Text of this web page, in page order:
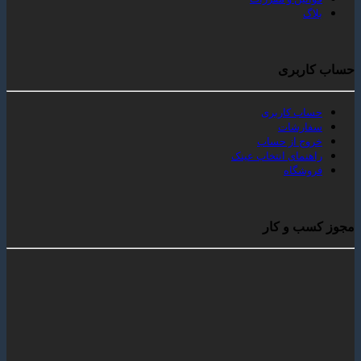
کاربری
از حساب
انتخاب عینک
و کار